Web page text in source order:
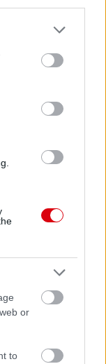
or more Google
may click to
party tags to
in below Google
or
to